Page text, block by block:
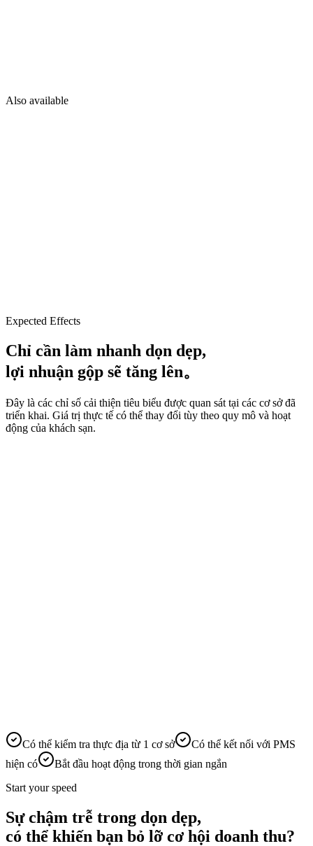
Also available
Expected Effects
Chỉ cần làm nhanh dọn dẹp,
lợi nhuận gộp sẽ tăng lên。
Đây là các chỉ số cải thiện tiêu biểu được quan sát tại các cơ sở đã
triển khai. Giá trị thực tế có thể thay đổi tùy theo quy mô và hoạt
động của khách sạn.
Có thể kiểm tra thực địa từ 1 cơ sở
Có thể kết nối với PMS
hiện có
Bắt đầu hoạt động trong thời gian ngắn
Start your speed
Sự chậm trễ trong dọn dẹp,
có thể khiến bạn bỏ lỡ cơ hội doanh thu?